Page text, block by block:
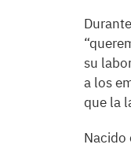
su
a los
que la
Nacido